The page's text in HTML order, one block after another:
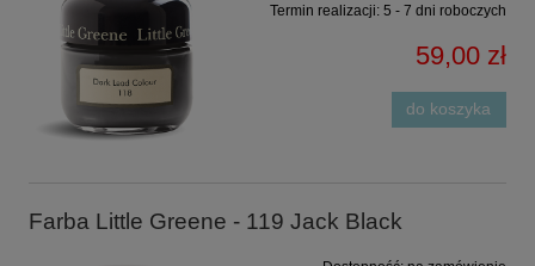
Termin realizacji: 5 - 7 dni roboczych
59,00 zł
do koszyka
Farba Little Greene - 119 Jack Black